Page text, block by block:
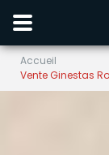
Accueil
Vente Ginestas